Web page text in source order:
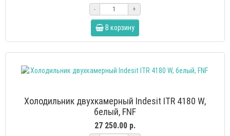
- +
В корзину
Холодильник двухкамерный Indesit ITR 4180 W,
белый, FNF
27 250.00 р.